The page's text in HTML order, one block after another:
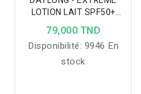
LOTION LAIT SPF50+
100ML
79,000 TND
Disponibilité: 9946 En
stock